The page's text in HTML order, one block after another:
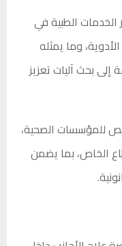
الخدمات الطبية في
وما يمثله
بحث آليات تعزيز
للمؤسسات الصحية،
الخاص، بما يضمن